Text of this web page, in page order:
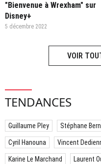
"Bienvenue à Wrexham" sur
Disney+
5 décembre 2022
VOIR
TENDANCES
Guillaume Pley Stéphane Bern
Cyril Hanouna Vincent
Karine Le Marchand Laurent